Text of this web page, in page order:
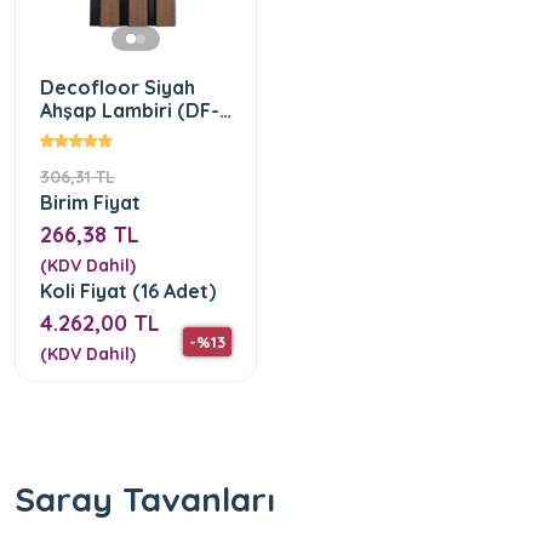
Decofloor Siyah
Ahşap Lambiri (DF-
1203-01)
306,31 TL
-%13
Birim Fiyat
266,38 TL
(KDV Dahil)
Koli Fiyat (16 Adet)
4.262,00 TL
(KDV Dahil)
Saray Tavanları